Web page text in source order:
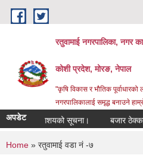
Skip to main content
रतुवामाई नगरपालिका, नगर
कोशी प्रदेश, मोरङ, नेपाल
"कृषि विकास र भौतिक पूर्वाधारको
नगरपालिकालाई समृद्ध बनाउने
अपडेटगर्ने आशयको सूचना। बजार ठेक्का
You are here
Home » रतुवामाई वडा नं -७